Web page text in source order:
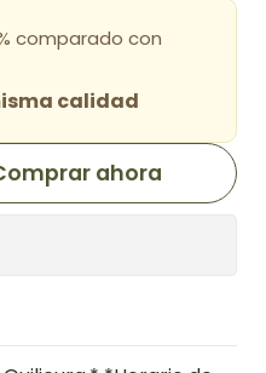
comparado con
calidad
ahora